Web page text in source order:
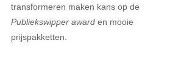
transformeren maken kans op de
Publiekswipper award en mooie
prijspakketten.